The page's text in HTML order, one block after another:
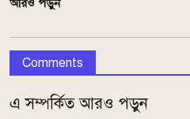
আরও পড়ুন
Comments
এ সম্পর্কিত আরও পড়ুন